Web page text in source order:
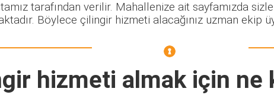
tarafından verilir. Mahallenize ait sayfamızda
Böylece çilingir hizmeti alacağınız uzman ekip
hizmeti almak için ne